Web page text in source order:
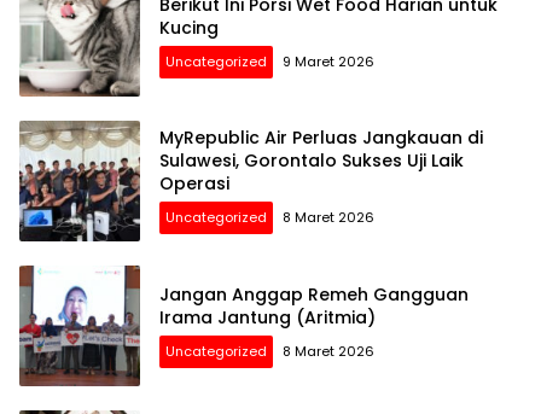
Kucing
Uncategorized 9 Maret 2026
MyRepublic Air Perluas Jangkauan di
Sulawesi, Gorontalo Sukses Uji Laik
Operasi
Uncategorized 8 Maret 2026
Jangan Anggap Remeh Gangguan
Irama Jantung (Aritmia)
Uncategorized 8 Maret 2026